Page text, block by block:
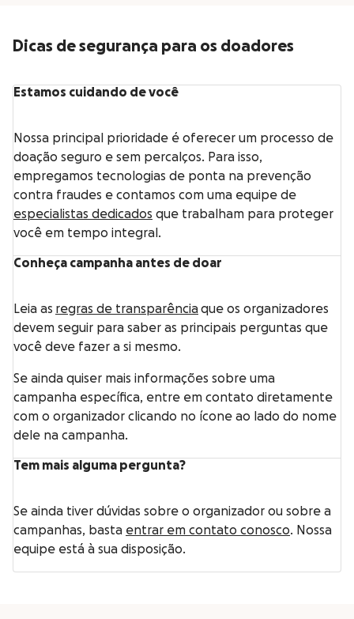
Dicas de segurança para os doadores
Estamos cuidando de você
Nossa principal prioridade é oferecer um processo de
doação seguro e sem percalços. Para isso,
empregamos tecnologias de ponta na prevenção
contra fraudes e contamos com uma equipe de
especialistas dedicados que trabalham para proteger
você em tempo integral.
Conheça campanha antes de doar
Leia as regras de transparênciaque os organizadores
devem seguir para saber as principais perguntas que
você deve fazer a si mesmo.
Se ainda quiser mais informações sobre uma
campanha específica, entre em contato diretamente
com o organizador clicando no ícone ao lado do nome
dele na campanha.
Tem mais alguma pergunta?
Se ainda tiver dúvidas sobre o organizador ou sobre a
campanhas, basta entrar em contato conosco. Nossa
equipe está à sua disposição.